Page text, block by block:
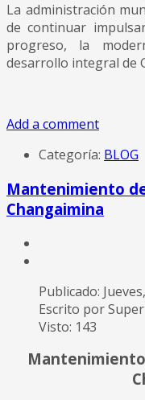
La administración
de continuar
progreso, la
desarrollo integral de
Add a comment
Categoría: BLOG
Mantenimiento
Changaimina
Publicado:
Escrito por
Visto: 143